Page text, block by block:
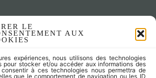
LE
AUX
expériences, nous utilisons des technologies
pour stocker et/ou accéder aux informations des
à ces technologies nous permettra de
que le comportement de navigation ou les ID